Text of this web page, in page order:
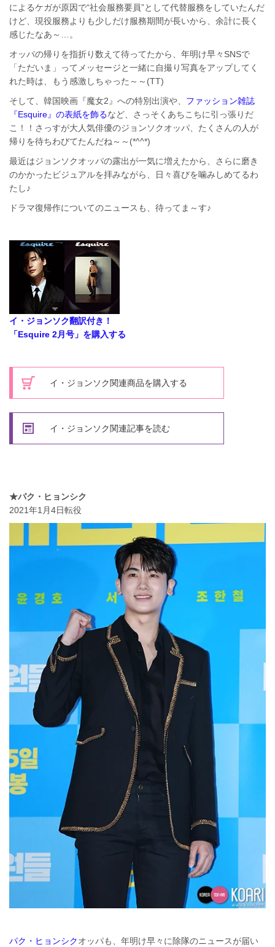
によるケガが原因で“社会服務要員”として代替服務をしていたんだ
けど、現役服務よりも少しだけ服務期間が長いから、余計に長く
感じたなあ～…。
オッパの帰りを指折り数えて待ってたから、年明け早々SNSで
「ただいま」ってメッセージと一緒に自撮り写真をアップしてく
れた時は、もう感激しちゃった～～(TT)
そして、韓国映画『魔女2』への特別出演や、 ファッション雑誌
『Esquire』の表紙を飾るなど、さっそくあちこちに引っ張りだ
こ！！さっすが大人気俳優のジョンソクオッパ、たくさんの人が
帰りを待ちわびてたんだね～～(*^^*)
最近はジョンソクオッパの露出が一気に増えたから、さらに磨き
のかかったビジュアルを拝みながら、日々喜びを噛みしめてるわ
たし♪
ドラマ復帰作についてのニュースも、待ってま～す♪
イ・ジョンソク翻訳付き！
「Esquire 2月号」を購入する
イ・ジョンソク関連商品を購入する
イ・ジョンソク関連記事を読む
★パク・ヒョンシク
2021年1月4日転役
パク・ヒョンシクオッパも、年明け早々に除隊のニュースが届い